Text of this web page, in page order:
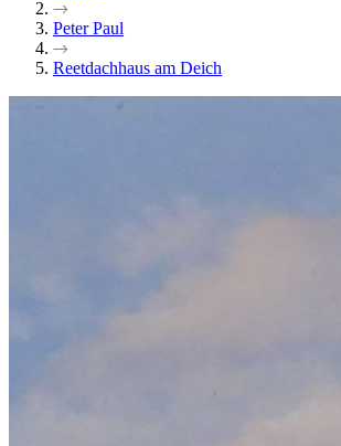
Peter Paul
Reetdachhaus am Deich